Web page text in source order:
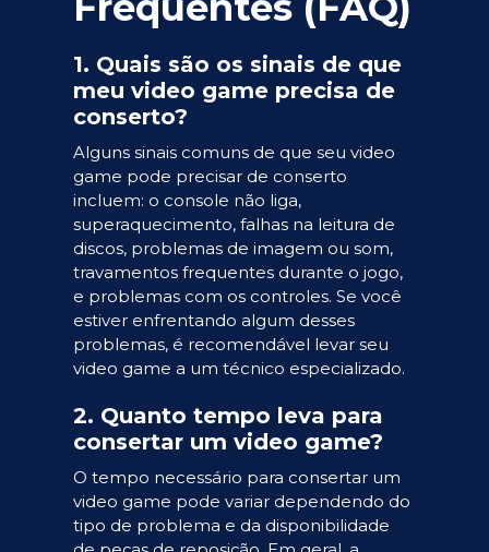
1. Quais são os sinais de que
meu video game precisa de
conserto?
Alguns sinais comuns de que seu video
game pode precisar de conserto
incluem: o console não liga,
superaquecimento, falhas na leitura de
discos, problemas de imagem ou som,
travamentos frequentes durante o jogo,
e problemas com os controles. Se você
estiver enfrentando algum desses
problemas, é recomendável levar seu
video game a um técnico especializado.
2. Quanto tempo leva para
consertar um video game?
O tempo necessário para consertar um
video game pode variar dependendo do
tipo de problema e da disponibilidade